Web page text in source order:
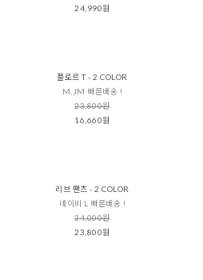
24,990원
플로르 T - 2 COLOR
M,JM 빠른배송 !
23,800원
16,660원
리브 팬츠 - 2 COLOR
네이비 L 빠른배송 !
34,000원
23,800원